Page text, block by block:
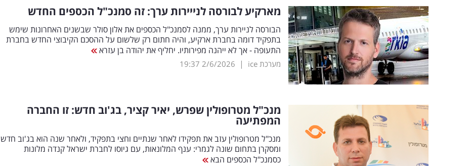
מארקיע לבורסה לנייירות ערך: זה סמנכ"ל הכספים החדש
הבורסה לניירות ערך, ממנה לסמנכ"ל הכספים את אלון סולר שבשנים האחרונות שימש
בתפקיד דומה בחברת ארקיע, והיה חתום רק שלשום על ההסכם הקיבוצי החדש בחברת
התעופה - אך לא ייהנה מפירותיו. יחליף את יהודה בן עזרא
מערכת ice |
2/6/2026
19:37
מנכ"ל מטרופולין שפרש, יאיר קציר, בג'וב חדש: זו החברה
המפתיעה
מנכ"ל מטרופולין עזב את תפקידו לאחר שנתיים וחצי בתפקיד, ולאחר שנה הוא בג'וב חדש
ומסקרן בתחום שונה לגמרי: ענף המלונאות, עם גיוסו לחברת ישראל קנדה מלונות
כסמנכ"ל הכספים הבא